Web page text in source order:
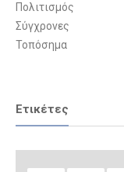
Πολιτισμός
Σύγχρονες
Τοπόσημα
Ετικέτες